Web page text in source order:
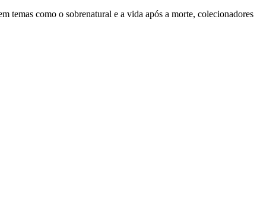
temas como o sobrenatural e a vida após a morte, colecionadores